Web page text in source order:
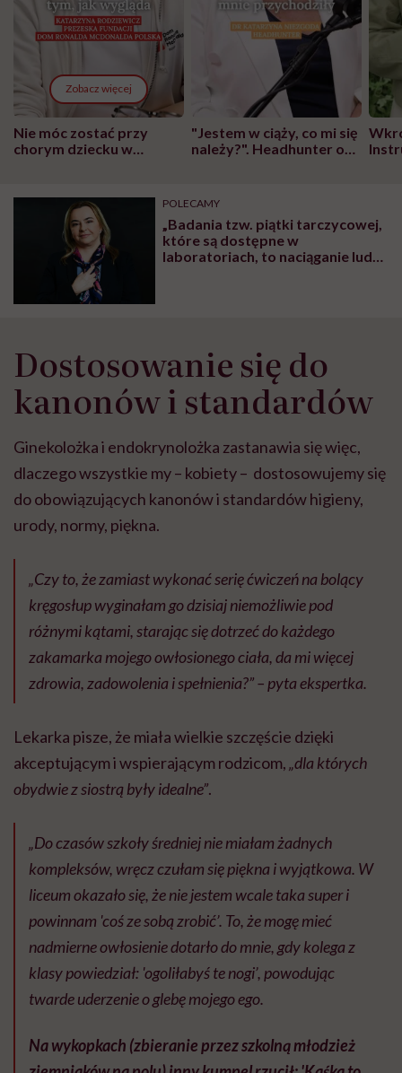
Zobacz więcej
Nie móc zostać przy
chorym dziecku w
może chyba tylko
głupota i brak
wyobraźni"
"Jestem w ciąży, co mi się
należy?". Headhunter o
pracy
POLECAMY
„Badania tzw. piątki tarczycowej,
które są dostępne w
laboratoriach, to naciąganie ludzi
Dostosowanie się do
kanonów i standardów
Ginekolożka i endokrynolożka zastanawia się więc,
dlaczego wszystkie my – kobiety – dostosowujemy się
do obowiązujących kanonów i standardów higieny,
urody, normy, piękna.
„Czy to, że zamiast wykonać serię ćwiczeń na bolący
kręgosłup wyginałam go dzisiaj niemożliwie pod
różnymi kątami, starając się dotrzeć do każdego
zakamarka mojego owłosionego ciała, da mi więcej
zdrowia, zadowolenia i spełnienia?” – pyta ekspertka.
Lekarka pisze, że miała wielkie szczęście dzięki
akceptującym i wspierającym rodzicom,„dla których
obydwie z siostrą były idealne”.
„Do czasów szkoły średniej nie miałam żadnych
kompleksów, wręcz czułam się piękna i wyjątkowa. W
liceum okazało się, że nie jestem wcale taka super i
powinnam 'coś ze sobą zrobić’. To, że mogę mieć
nadmierne owłosienie dotarło do mnie, gdy kolega z
klasy powiedział: 'ogoliłabyś te nogi’, powodując
twarde uderzenie o glebę mojego ego.
Na wykopkach (zbieranie przez szkolną młodzież